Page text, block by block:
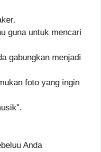
guna untuk mencari
gabungkan menjadi
foto yang ingin
Anda